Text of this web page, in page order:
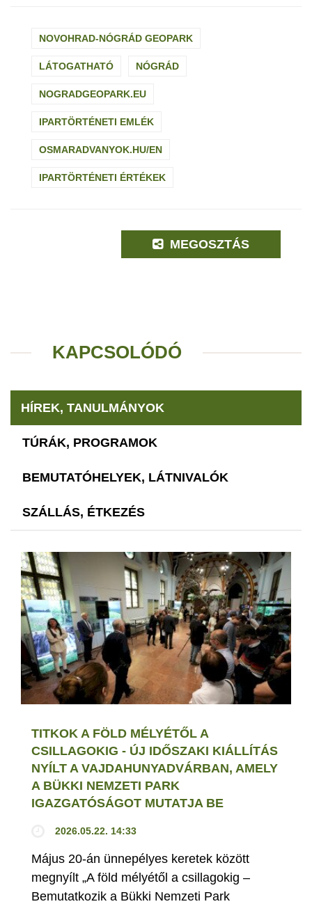
NOVOHRAD-NÓGRÁD GEOPARK
LÁTOGATHATÓ NÓGRÁD
NOGRADGEOPARK.EU
IPARTÖRTÉNETI EMLÉK
OSMARADVANYOK.HU/EN
IPARTÖRTÉNETI ÉRTÉKEK
MEGOSZTÁS
KAPCSOLÓDÓ
HÍREK, TANULMÁNYOK
TÚRÁK, PROGRAMOK
BEMUTATÓHELYEK, LÁTNIVALÓK
SZÁLLÁS, ÉTKEZÉS
TITKOK A FÖLD MÉLYÉTŐL A
CSILLAGOKIG - ÚJ IDŐSZAKI KIÁLLÍTÁS
NYÍLT A VAJDAHUNYADVÁRBAN, AMELY
A BÜKKI NEMZETI PARK
IGAZGATÓSÁGOT MUTATJA BE
2026.05.22. 14:33
Május 20-án ünnepélyes keretek között
megnyílt „A föld mélyétől a csillagokig –
Bemutatkozik a Bükki Nemzeti Park